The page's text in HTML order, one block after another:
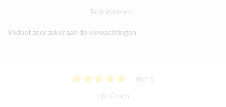
Bedrijfsbeheer
Vodoet zeer zeker aan de verwachtingen
10/10
Life Coach